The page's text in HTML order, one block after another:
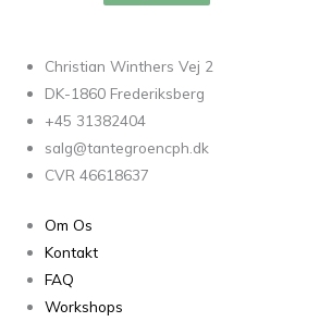
Christian Winthers Vej 2
DK-1860 Frederiksberg
+45 31382404
salg@tantegroencph.dk
CVR 46618637
Om Os
Kontakt
FAQ
Workshops